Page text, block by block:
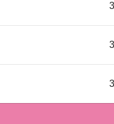
3
3
3